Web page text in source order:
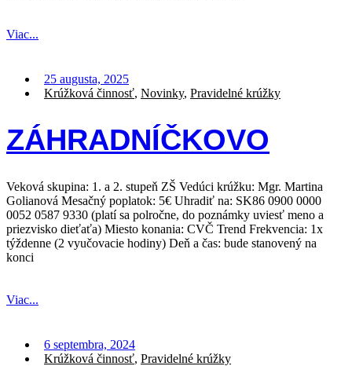
Viac...
25 augusta, 2025
Krúžková činnosť, Novinky, Pravidelné krúžky
ZÁHRADNÍČKOVO
Veková skupina: 1. a 2. stupeň ZŠ Vedúci krúžku: Mgr. Martina
Golianová Mesačný poplatok: 5€ Uhradiť na: SK86 0900 0000
0052 0587 9330 (platí sa polročne, do poznámky uviesť meno a
priezvisko dieťaťa) Miesto konania: CVČ Trend Frekvencia: 1x
týždenne (2 vyučovacie hodiny) Deň a čas: bude stanovený na
konci
Viac...
6 septembra, 2024
Krúžková činnosť, Pravidelné krúžky